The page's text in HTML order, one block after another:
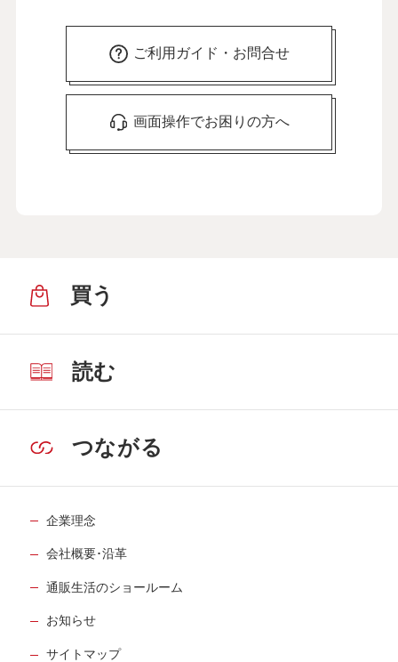
ご利用ガイド・お問合せ
画面操作でお困りの方へ
買う
読む
つながる
企業理念
会社概要･沿革
通販生活のショールーム
お知らせ
サイトマップ